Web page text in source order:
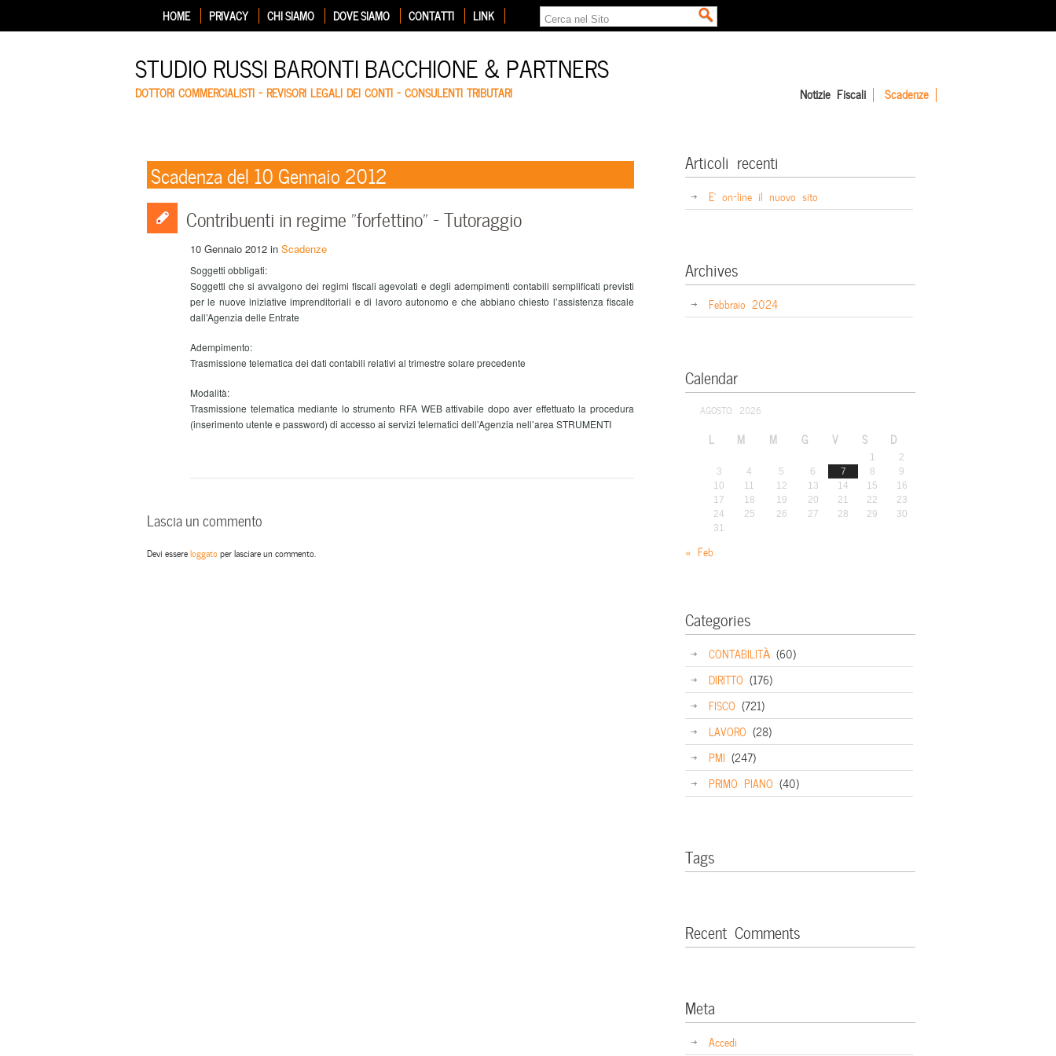
HOME PRIVACY CHI SIAMO DOVE SIAMO CONTATTI LINK
STUDIO RUSSI BARONTI BACCHIONE & PARTNERS
DOTTORI COMMERCIALISTI – REVISORI LEGALI DEI CONTI – CONSULENTI TRIBUTARI Notizie Fiscali Scadenze
Scadenza del 10 Gennaio 2012
Contribuenti in regime “forfettino” – Tutoraggio
10 Gennaio 2012 in Scadenze
Soggetti obbligati:
Soggetti che si avvalgono dei regimi fiscali agevolati e degli adempimenti contabili semplificati previsti
per le nuove iniziative imprenditoriali e di lavoro autonomo e che abbiano chiesto l’assistenza fiscale
dall’Agenzia delle Entrate
Adempimento:
Trasmissione telematica dei dati contabili relativi al trimestre solare precedente
Modalità:
Trasmissione telematica mediante lo strumento RFA WEB attivabile dopo aver effettuato la procedura
(inserimento utente e password) di accesso ai servizi telematici dell’Agenzia nell’area STRUMENTI
Lascia un commento
Devi essereloggatoper lasciare un commento.
Articoli recenti
E’ on-line il nuovo sito
Archives
Febbraio 2024
Calendar
AGOSTO: 2026
L M M G V S D
1
2
3
4 5 6 7 8
9
10
11 12 13 14 15
16
17
18 19 20 21 22
23
24
25 26 27 28 29
30
31
« Feb
Categories
CONTABILITÀ (60)
DIRITTO (176)
FISCO (721)
LAVORO (28)
PMI (247)
PRIMO PIANO (40)
Tags
Recent Comments
Meta
Accedi